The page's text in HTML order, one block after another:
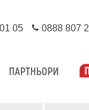
05 0888 807
ПАРТНЬОРИ